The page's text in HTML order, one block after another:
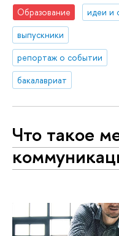
Образование
идеи и
выпускники
репортаж о событии
бакалавриат
Что такое